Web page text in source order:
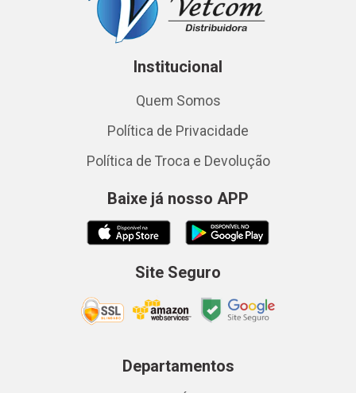
Institucional
Quem Somos
Política de Privacidade
Política de Troca e Devolução
Baixe já nosso APP
Site Seguro
Departamentos